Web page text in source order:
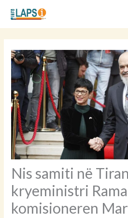
content
Nis samiti në
kryeministri
komisioneren